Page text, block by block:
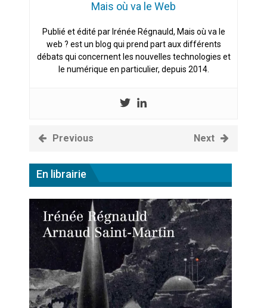
Mais où va le Web
Publié et édité par Irénée Régnauld, Mais où va le
web ? est un blog qui prend part aux différents
débats qui concernent les nouvelles technologies et
le numérique en particulier, depuis 2014.
Previous Next
En librairie